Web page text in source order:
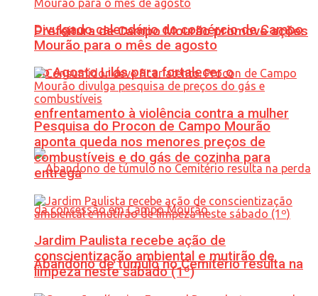
Prefeitura de Campo Mourão promove ações
do Agosto Lilás para fortalecer o
enfrentamento à violência contra a mulher
Abandono de túmulo no Cemitério resulta na
Divulgado calendário do comércio de Campo
Mourão para o mês de agosto
Pesquisa do Procon de Campo Mourão
aponta queda nos menores preços de
combustíveis e do gás de cozinha para
entrega
Jardim Paulista recebe ação de
conscientização ambiental e mutirão de
limpeza neste sábado (1º)